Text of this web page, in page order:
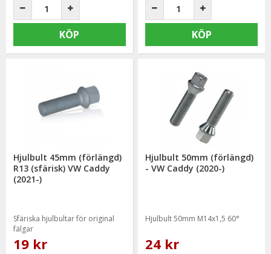
KÖP KÖP
Hjulbult 45mm (förlängd)
R13 (sfärisk) VW Caddy
(2021-)
Sfäriska hjulbultar för original
fälgar
19 kr
Hjulbult 50mm (förlängd)
- VW Caddy (2020-)
Hjulbult 50mm M14x1,5 60°
24 kr